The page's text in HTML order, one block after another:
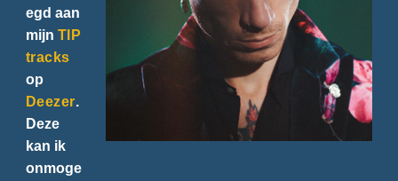
egd aan
mijn TIP
tracks
op
Deezer.
Deze
kan ik
onmoge